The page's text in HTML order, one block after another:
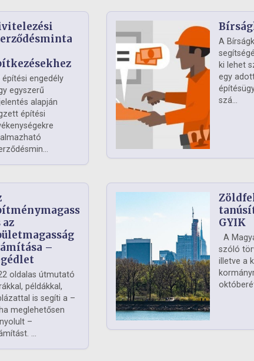
építési engedély
egyszerű
alapján
építési
A
ki lehet
egy
szá...
az
–
oldalas útmutató
példákkal,
is segíti a –
meglehetősen
–
...
GYIK
A
szóló
illetve a